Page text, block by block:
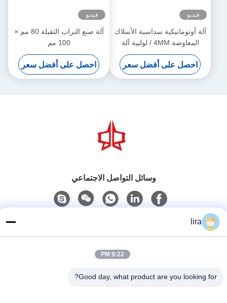
فيديو
آلة أوتوماتيكية سداسية الأسلاك
المعاوضة 4MM / لولبية آلة
اللف
احصل على أفضل سعر
فيديو
آلة صنع التراب الثقيلة 80 مم ×
100 مم
احصل على أفضل سعر
وسائل التواصل الاجتماعي
بريد إلكتروني
lira
9:22 PM
Good day, what product are you looking for?